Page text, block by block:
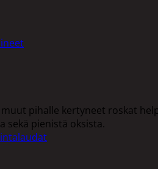
pihalle kertyneet roskat
sekä pienistä oksista.